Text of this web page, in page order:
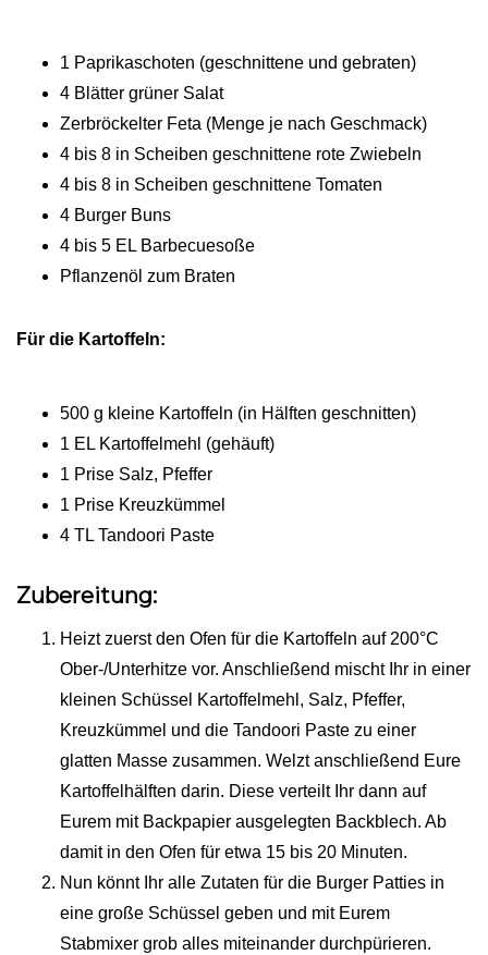
1 Paprikaschoten (geschnittene und gebraten)
4 Blätter grüner Salat
Zerbröckelter Feta (Menge je nach Geschmack)
4 bis 8 in Scheiben geschnittene rote Zwiebeln
4 bis 8 in Scheiben geschnittene Tomaten
4 Burger Buns
4 bis 5 EL Barbecuesoße
Pflanzenöl zum Braten
Für die Kartoffeln:
500 g kleine Kartoffeln (in Hälften geschnitten)
1 EL Kartoffelmehl (gehäuft)
1 Prise Salz, Pfeffer
1 Prise Kreuzkümmel
4 TL Tandoori Paste
Zubereitung:
Heizt zuerst den Ofen für die Kartoffeln auf 200°C
Ober-/Unterhitze vor. Anschließend mischt Ihr in einer
kleinen Schüssel Kartoffelmehl, Salz, Pfeffer,
Kreuzkümmel und die Tandoori Paste zu einer
glatten Masse zusammen. Welzt anschließend Eure
Kartoffelhälften darin. Diese verteilt Ihr dann auf
Eurem mit Backpapier ausgelegten Backblech. Ab
damit in den Ofen für etwa 15 bis 20 Minuten.
Nun könnt Ihr alle Zutaten für die Burger Patties in
eine große Schüssel geben und mit Eurem
Stabmixer grob alles miteinander durchpürieren.